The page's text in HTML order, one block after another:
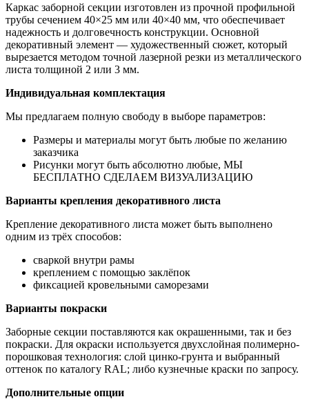
Каркас заборной секции изготовлен из прочной профильной
трубы сечением 40×25 мм или 40×40 мм, что обеспечивает
надежность и долговечность конструкции. Основной
декоративный элемент — художественный сюжет, который
вырезается методом точной лазерной резки из металлического
листа толщиной 2 или 3 мм.
Индивидуальная комплектация
Мы предлагаем полную свободу в выборе параметров:
Размеры и материалы могут быть любые по желанию
заказчика
Рисунки могут быть абсолютно любые, МЫ
БЕСПЛАТНО СДЕЛАЕМ ВИЗУАЛИЗАЦИЮ
Варианты крепления декоративного листа
Крепление декоративного листа может быть выполнено
одним из трёх способов:
сваркой внутри рамы
креплением с помощью заклёпок
фиксацией кровельными саморезами
Варианты покраски
Заборные секции поставляются как окрашенными, так и без
покраски. Для окраски используется двухслойная полимерно-
порошковая технология: слой цинко-грунта и выбранный
оттенок по каталогу RAL; либо кузнечные краски по запросу.
Дополнительные опции